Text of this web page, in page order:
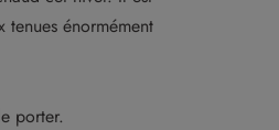
énormément
porter.